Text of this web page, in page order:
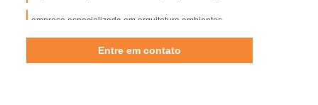
em São Paulo
e Empresarial em São Paulo
e Corporativa em São Paulo
em São Paulo
empresa especializada em arquitetura ambientes
Entre em contato